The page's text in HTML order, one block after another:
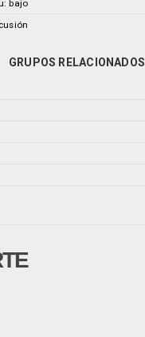
bajo
GRUPOS RELACIONADOS